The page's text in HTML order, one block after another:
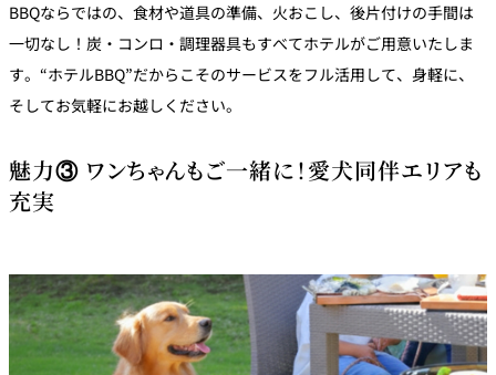
BBQならではの、食材や道具の準備、火おこし、後片付けの手間は
一切なし！炭・コンロ・調理器具もすべてホテルがご用意いたしま
す。“ホテルBBQ”だからこそのサービスをフル活用して、身軽に、
そしてお気軽にお越しください。
魅力③ ワンちゃんもご一緒に！愛犬同伴エリアも
充実